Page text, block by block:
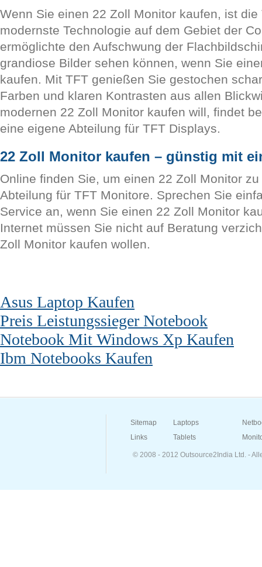
Wenn Sie einen 22 Zoll Monitor kaufen, ist die
modernste Technologie auf dem Gebiet der
ermöglichte den Aufschwung der
grandiose Bilder sehen können, wenn Sie
kaufen. Mit TFT genießen Sie gestochen
Farben und klaren Kontrasten aus allen
modernen 22 Zoll Monitor kaufen will, findet
eine eigene Abteilung für TFT Displays.
22 Zoll Monitor kaufen – günstig mit
Online finden Sie, um einen 22 Zoll Monitor
Abteilung für TFT Monitore. Sprechen Sie
Service an, wenn Sie einen 22 Zoll Monitor
Internet müssen Sie nicht auf Beratung
Zoll Monitor kaufen wollen.
Asus Laptop Kaufen
Preis Leistungssieger Notebook
Notebook Mit Windows Xp Kaufen
Ibm Notebooks Kaufen
Sitemap Laptops
Links
Tablets
© 2008 - 2012 Outsource2India Ltd. -